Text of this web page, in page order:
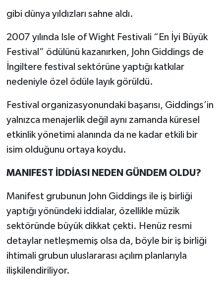
gibi dünya yıldızları sahne aldı.
2007 yılında Isle of Wight Festivali “En İyi Büyük
Festival” ödülünü kazanırken, John Giddings de
İngiltere festival sektörüne yaptığı katkılar
nedeniyle özel ödüle layık görüldü.
Festival organizasyonundaki başarısı, Giddings’in
yalnızca menajerlik değil aynı zamanda küresel
etkinlik yönetimi alanında da ne kadar etkili bir
isim olduğunu ortaya koydu.
MANIFEST İDDİASI NEDEN GÜNDEM OLDU?
Manifest grubunun John Giddings ile iş birliği
yaptığı yönündeki iddialar, özellikle müzik
sektöründe büyük dikkat çekti. Henüz resmi
detaylar netleşmemiş olsa da, böyle bir iş birliği
ihtimali grubun uluslararası açılım planlarıyla
ilişkilendiriliyor.